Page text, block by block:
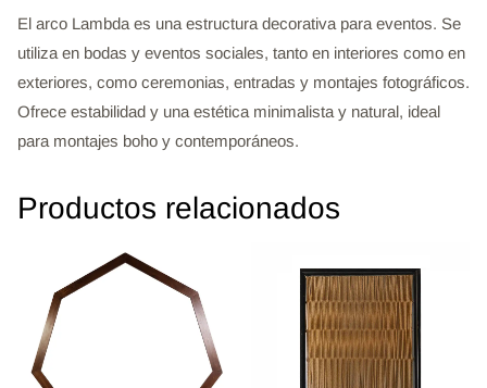
El arco Lambda es una estructura decorativa para eventos. Se
utiliza en bodas y eventos sociales, tanto en interiores como en
exteriores, como ceremonias, entradas y montajes fotográficos.
Ofrece estabilidad y una estética minimalista y natural, ideal
para montajes boho y contemporáneos.
Productos relacionados